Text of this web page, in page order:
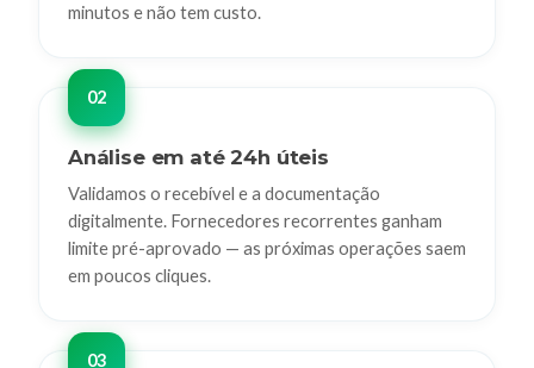
minutos e não tem custo.
Análise em até 24h úteis
Validamos o recebível e a documentação
digitalmente. Fornecedores recorrentes ganham
limite pré-aprovado — as próximas operações saem
em poucos cliques.